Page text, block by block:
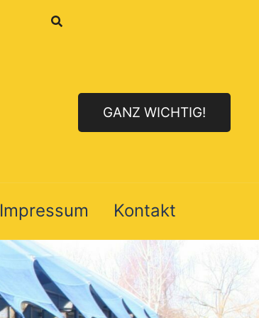
GANZ WICHTIG!
Impressum Kontakt